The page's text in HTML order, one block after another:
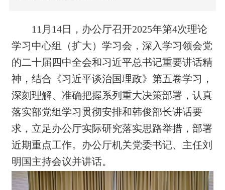
11 月 14日，办公厅召开2025年第4次理论
学习中心组（扩大）学习会，深入学习领会党
的二十届四中全会和习近平总书记重要讲话精
神，结合《习近平谈治国理政》第五卷学习，
深刻理解、准确把握系列重大决策部署，认真
落实部党组学习贯彻安排和韩俊部长讲话要
求，立足办公厅实际研究落实思路举措 ，部署
近期重点工作。办公厅机关党委书记、主任刘
明国主持会议并讲话。